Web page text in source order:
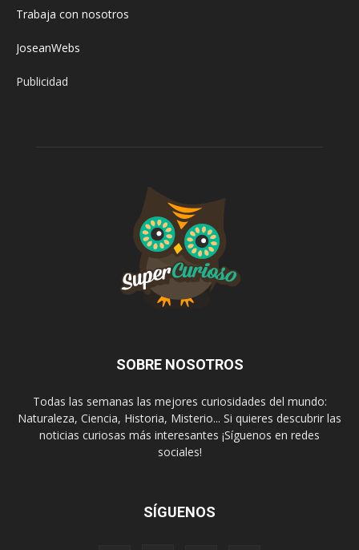
Trabaja con nosotros
JoseanWebs
Publicidad
SOBRE NOSOTROS
Todas las semanas las mejores curiosidades del mundo:
Naturaleza, Ciencia, Historia, Misterio... Si quieres descubrir las
noticias curiosas más interesantes ¡Síguenos en redes
sociales!
SÍGUENOS